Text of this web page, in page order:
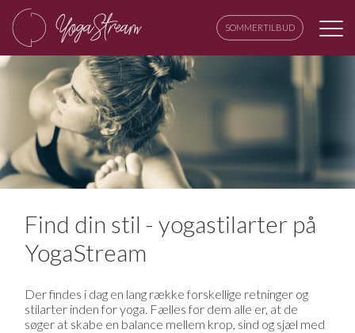
SOMMERTILBUD
Find din stil - yogastilarter på
YogaStream
Der findes i dag en lang række forskellige retninger og
stilarter inden for yoga. Fælles for dem alle er, at de
søger at skabe en balance mellem krop, sind og sjæl med